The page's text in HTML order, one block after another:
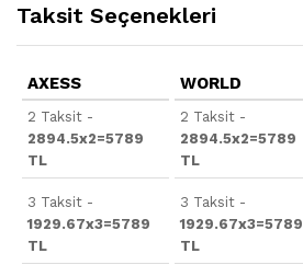
Taksit Seçenekleri
AXESS
2 Taksit -
2894.5x2=5789
TL
3 Taksit -
1929.67x3=5789
TL
WORLD
2 Taksit -
2894.5x2=5789
TL
3 Taksit -
1929.67x3=5789
TL